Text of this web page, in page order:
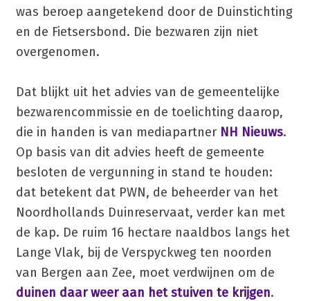
was beroep aangetekend door de Duinstichting
en de Fietsersbond. Die bezwaren zijn niet
overgenomen.
Dat blijkt uit het advies van de gemeentelijke
bezwarencommissie en de toelichting daarop,
die in handen is van mediapartner NH Nieuws.
Op basis van dit advies heeft de gemeente
besloten de vergunning in stand te houden:
dat betekent dat PWN, de beheerder van het
Noordhollands Duinreservaat, verder kan met
de kap. De ruim 16 hectare naaldbos langs het
Lange Vlak, bij de Verspyckweg ten noorden
van Bergen aan Zee, moet verdwijnen om de
duinen daar weer aan het stuiven te krijgen.